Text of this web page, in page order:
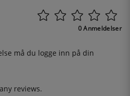
0 Anmeldelser
må du logge inn på din
reviews.